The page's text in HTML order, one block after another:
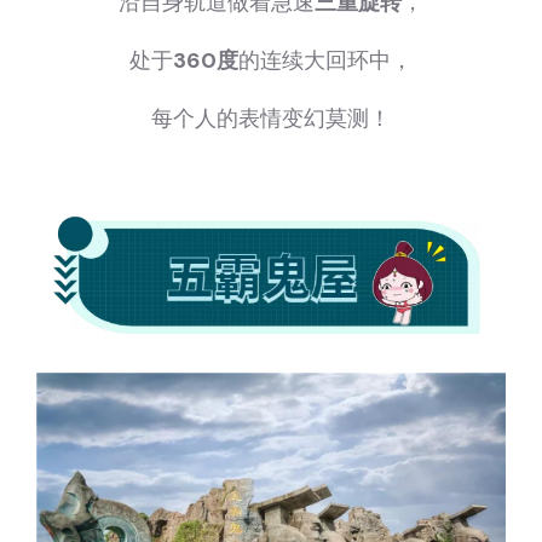
处于360度的连续大回环中，
每个人的表情变幻莫测！